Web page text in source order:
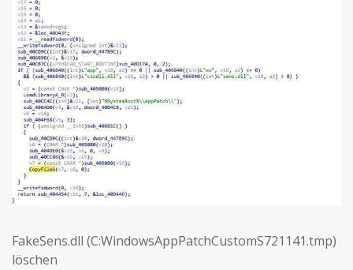
FakeSens.dll (C:WindowsAppPatchCustomS721141.tmp)
löschen